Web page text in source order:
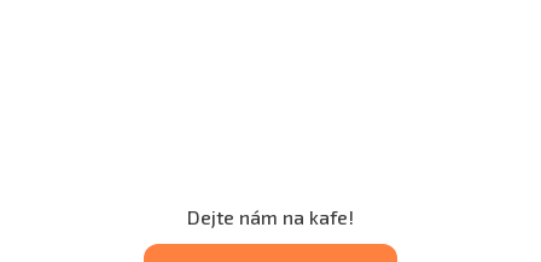
Dejte nám na kafe!